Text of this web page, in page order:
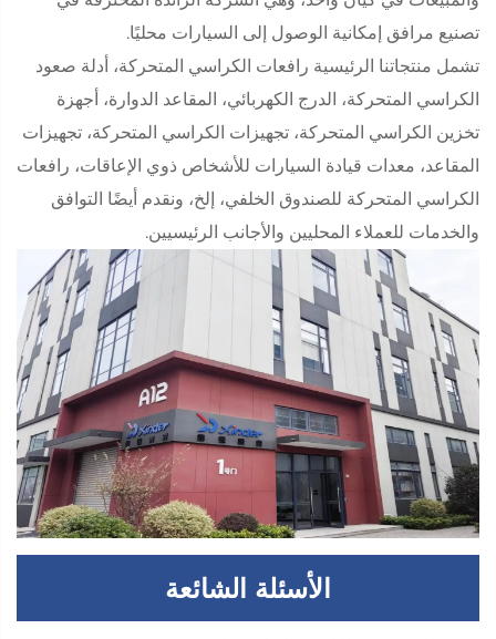
تصنيع مرافق إمكانية الوصول إلى السيارات محليًا.
تشمل منتجاتنا الرئيسية رافعات الكراسي المتحركة، أدلة صعود
الكراسي المتحركة، الدرج الكهربائي، المقاعد الدوارة، أجهزة
تخزين الكراسي المتحركة، تجهيزات الكراسي المتحركة، تجهيزات
المقاعد، معدات قيادة السيارات للأشخاص ذوي الإعاقات، رافعات
الكراسي المتحركة للصندوق الخلفي، إلخ، ونقدم أيضًا التوافق
والخدمات للعملاء المحليين والأجانب الرئيسيين.
الأسئلة الشائعة